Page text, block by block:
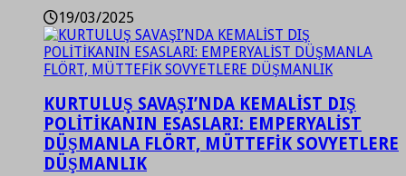
19/03/2025
KURTULUŞ SAVAŞI’NDA KEMALİST DIŞ
POLİTİKANIN ESASLARI: EMPERYALİST
DÜŞMANLA FLÖRT, MÜTTEFİK SOVYETLERE
DÜŞMANLIK